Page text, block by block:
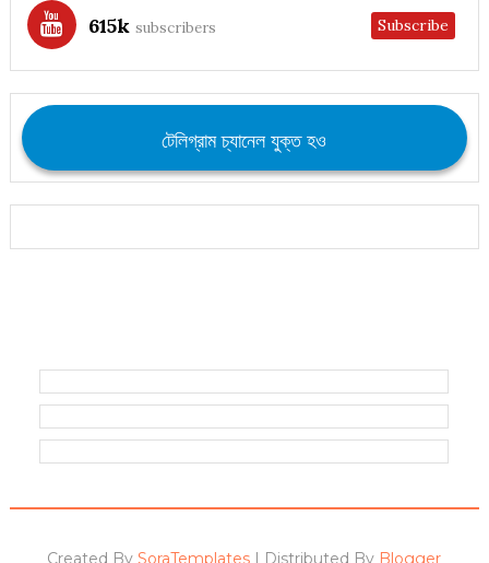
615k subscribers Subscribe
টেলিগ্রাম চ্যানেল যুক্ত হও
Created BySoraTemplates | Distributed By Blogger